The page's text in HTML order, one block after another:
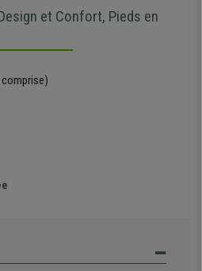
et Confort, Pieds en
comprise)